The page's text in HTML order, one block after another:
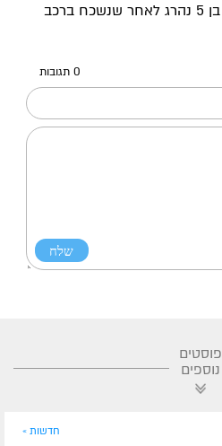
טרגדיה נוראית: ילד חב"די בן 5 נהרג לאחר שנשכח ברכב
0 תגובות
פוסטים
נוספים
חדשות »